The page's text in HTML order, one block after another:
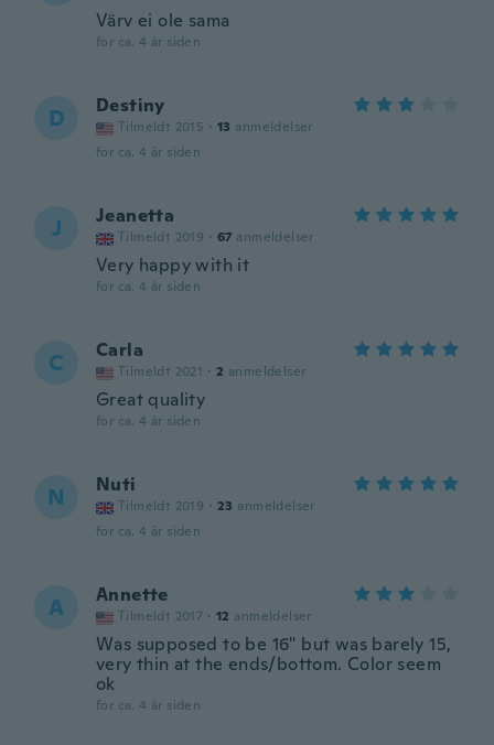
Värv ei ole sama
for ca. 4 år siden
D Destiny
Tilmeldt 2015 · 13 anmeldelser
for ca. 4 år siden
J Jeanetta
Tilmeldt 2019 · 67 anmeldelser
Very happy with it
for ca. 4 år siden
C Carla
Tilmeldt 2021 · 2 anmeldelser
Great quality
for ca. 4 år siden
N Nuti
Tilmeldt 2019 · 23 anmeldelser
for ca. 4 år siden
A Annette
Tilmeldt 2017 · 12 anmeldelser
Was supposed to be 16" but was barely 15,
very thin at the ends/bottom. Color seem
ok
for ca. 4 år siden